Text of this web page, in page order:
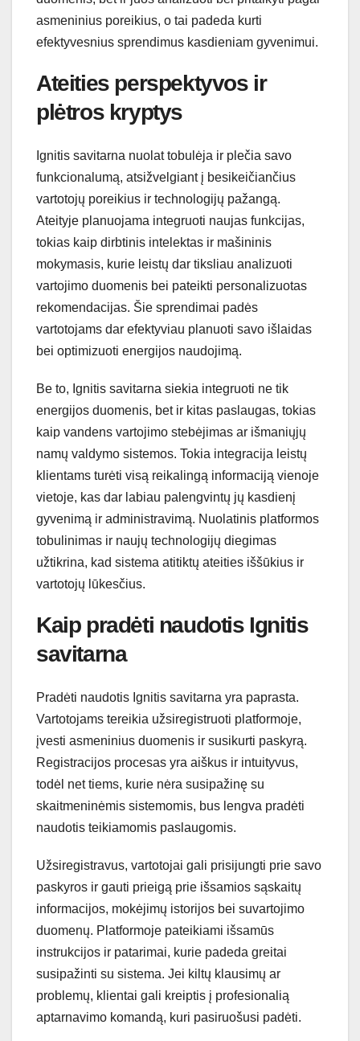
asmeninius poreikius, o tai padeda kurti
efektyvesnius sprendimus kasdieniam gyvenimui.
Ateities perspektyvos ir
plėtros kryptys
Ignitis savitarna nuolat tobulėja ir plečia savo
funkcionalumą, atsižvelgiant į besikeičiančius
vartotojų poreikius ir technologijų pažangą.
Ateityje planuojama integruoti naujas funkcijas,
tokias kaip dirbtinis intelektas ir mašininis
mokymasis, kurie leistų dar tiksliau analizuoti
vartojimo duomenis bei pateikti personalizuotas
rekomendacijas. Šie sprendimai padės
vartotojams dar efektyviau planuoti savo išlaidas
bei optimizuoti energijos naudojimą.
Be to, Ignitis savitarna siekia integruoti ne tik
energijos duomenis, bet ir kitas paslaugas, tokias
kaip vandens vartojimo stebėjimas ar išmaniųjų
namų valdymo sistemos. Tokia integracija leistų
klientams turėti visą reikalingą informaciją vienoje
vietoje, kas dar labiau palengvintų jų kasdienį
gyvenimą ir administravimą. Nuolatinis platformos
tobulinimas ir naujų technologijų diegimas
užtikrina, kad sistema atitiktų ateities iššūkius ir
vartotojų lūkesčius.
Kaip pradėti naudotis Ignitis
savitarna
Pradėti naudotis Ignitis savitarna yra paprasta.
Vartotojams tereikia užsiregistruoti platformoje,
įvesti asmeninius duomenis ir susikurti paskyrą.
Registracijos procesas yra aiškus ir intuityvus,
todėl net tiems, kurie nėra susipažinę su
skaitmeninėmis sistemomis, bus lengva pradėti
naudotis teikiamomis paslaugomis.
Užsiregistravus, vartotojai gali prisijungti prie savo
paskyros ir gauti prieigą prie išsamios sąskaitų
informacijos, mokėjimų istorijos bei suvartojimo
duomenų. Platformoje pateikiami išsamūs
instrukcijos ir patarimai, kurie padeda greitai
susipažinti su sistema. Jei kiltų klausimų ar
problemų, klientai gali kreiptis į profesionalią
aptarnavimo komandą, kuri pasiruošusi padėti.